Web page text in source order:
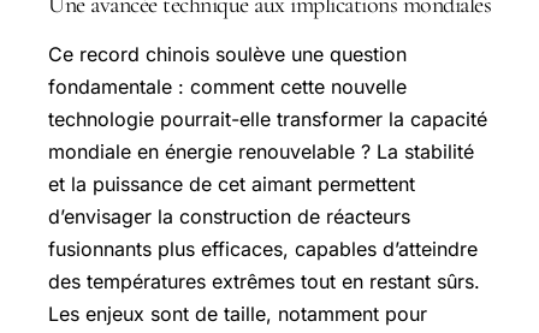
Ce record chinois soulève une question
fondamentale : comment cette nouvelle
technologie pourrait-elle transformer la capacité
mondiale en énergie renouvelable ? La stabilité
et la puissance de cet aimant permettent
d’envisager la construction de réacteurs
fusionnants plus efficaces, capables d’atteindre
des températures extrêmes tout en restant sûrs.
Les enjeux sont de taille, notamment pour